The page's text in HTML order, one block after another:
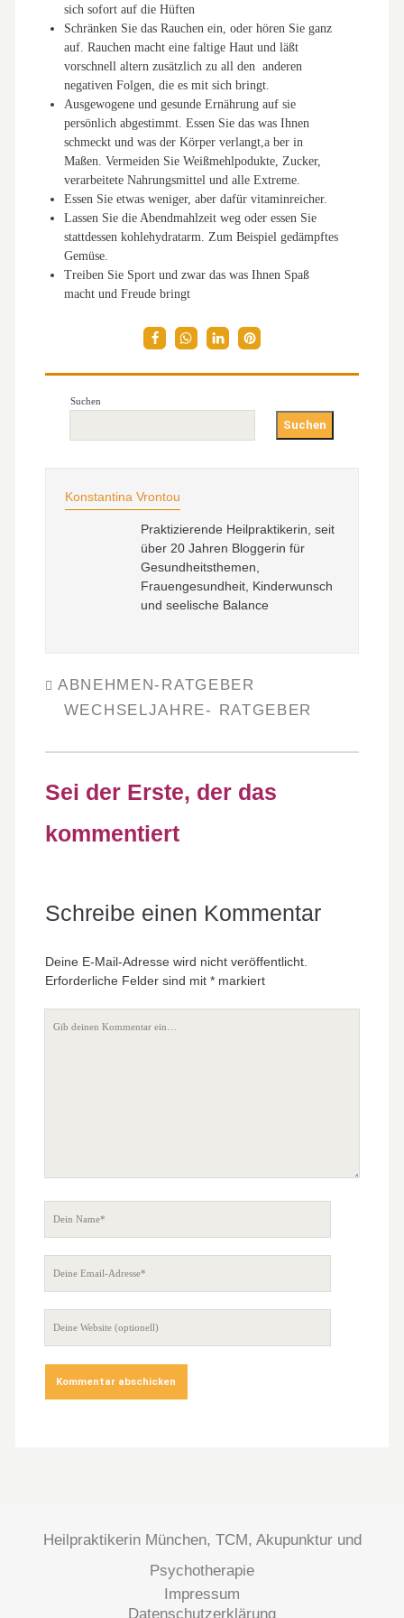
sich sofort auf die Hüften
Schränken Sie das Rauchen ein, oder hören Sie ganz
auf. Rauchen macht eine faltige Haut und läßt
vorschnell altern zusätzlich zu all den anderen
negativen Folgen, die es mit sich bringt.
Ausgewogene und gesunde Ernährung auf sie
persönlich abgestimmt. Essen Sie das was Ihnen
schmeckt und was der Körper verlangt,a ber in
Maßen. Vermeiden Sie Weißmehlpodukte, Zucker,
verarbeitete Nahrungsmittel und alle Extreme.
Essen Sie etwas weniger, aber dafür vitaminreicher.
Lassen Sie die Abendmahlzeit weg oder essen Sie
stattdessen kohlehydratarm. Zum Beispiel gedämpftes
Gemüse.
Treiben Sie Sport und zwar das was Ihnen Spaß
macht und Freude bringt
Suchen
Suchen
Konstantina Vrontou
Praktizierende Heilpraktikerin, seit
über 20 Jahren Bloggerin für
Gesundheitsthemen,
Frauengesundheit, Kinderwunsch
und seelische Balance
ABNEHMEN-RATGEBER
WECHSELJAHRE- RATGEBER
Sei der Erste, der das
kommentiert
Schreibe einen Kommentar
Deine E-Mail-Adresse wird nicht veröffentlicht.
Erforderliche Felder sind mit *markiert
Heilpraktikerin München, TCM, Akupunktur und
Psychotherapie
Impressum
Datenschutzerklärung